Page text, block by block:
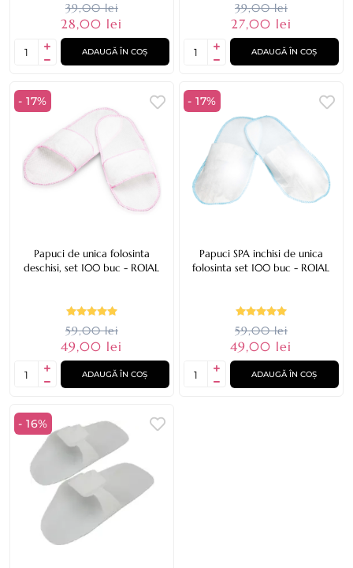
39,00 lei
28,00 lei
ADAUGĂ ÎN COȘ
39,00 lei
27,00 lei
ADAUGĂ ÎN COȘ
- 17%
Papuci de unica folosinta
deschisi, set 100 buc - ROIAL
59,00 lei
49,00 lei
ADAUGĂ ÎN COȘ
- 17%
Papuci SPA inchisi de unica
folosinta set 100 buc - ROIAL
59,00 lei
49,00 lei
ADAUGĂ ÎN COȘ
- 16%